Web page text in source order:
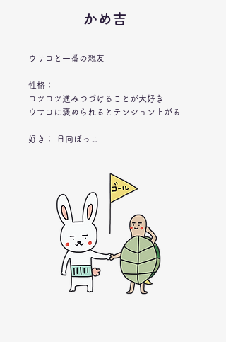
​かめ吉
ウサコと一番の親友
​性格：
コツコツ進みつづけることが大好き
​ウサコに褒められるとテンション上がる
​ ​好き： 日向ぼっこ